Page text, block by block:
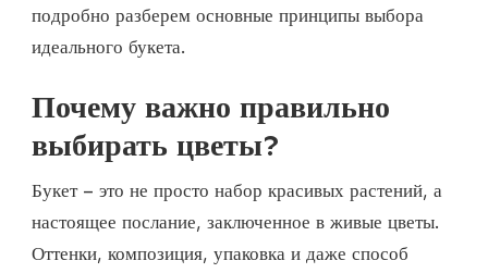
подробно разберем основные принципы выбора
идеального букета.
Почему важно правильно
выбирать цветы?
Букет – это не просто набор красивых растений, а
настоящее послание, заключенное в живые цветы.
Оттенки, композиция, упаковка и даже способ